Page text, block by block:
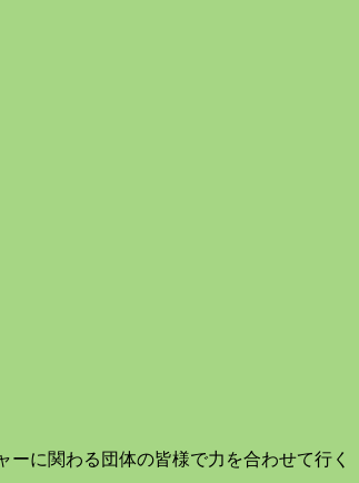
に関わる団体の皆様で力を合わせて行く